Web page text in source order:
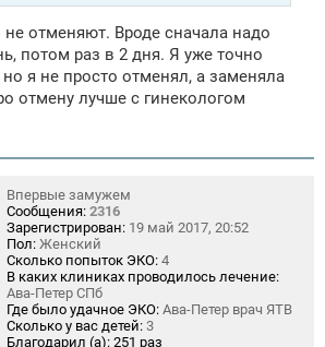
не отменяют. Вроде сначала надо
потом раз в 2 дня. Я уже точно
я не просто отменял, а заменяла
отмену лучше с гинекологом
Впервые замужем
Сообщения: 2316
Зарегистрирован: 19 май 2017, 20:52
Пол: Женский
Сколько попыток ЭКО: 4
В каких клиниках проводилось лечение:
Ава-Петер СПб
Где было удачное ЭКО: Ава-Петер врач ЯТВ
Сколько у вас детей: 3
Благодарил (а): 251 раз